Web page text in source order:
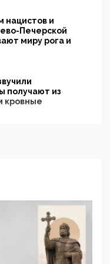
нацистов и
Печерской
миру рога и
получают из
кровные
но
намерено